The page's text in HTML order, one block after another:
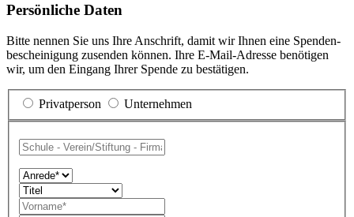
Persönliche Daten
Bitte nennen Sie uns Ihre Anschrift, damit wir Ihnen eine Spenden­
bescheinigung zu­senden können. Ihre E-Mail-Adresse benötigen
wir, um den Eingang Ihrer Spende zu bestätigen.
Privatperson Unternehmen